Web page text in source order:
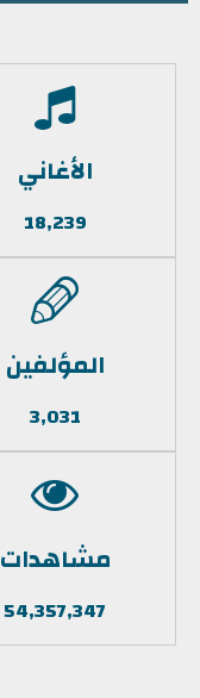
الأغاني
18,239
المؤلفين
3,031
مشاهدات
54,357,347